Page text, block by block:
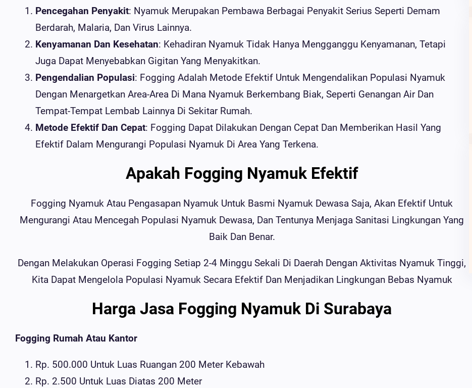
Pencegahan Penyakit: Nyamuk Merupakan Pembawa Berbagai Penyakit Serius Seperti Demam
Berdarah, Malaria, Dan Virus Lainnya.
Kenyamanan Dan Kesehatan: Kehadiran Nyamuk Tidak Hanya Mengganggu Kenyamanan, Tetapi
Juga Dapat Menyebabkan Gigitan Yang Menyakitkan.
Pengendalian Populasi: Fogging Adalah Metode Efektif Untuk Mengendalikan Populasi Nyamuk
Dengan Menargetkan Area-Area Di Mana Nyamuk Berkembang Biak, Seperti Genangan Air Dan
Tempat-Tempat Lembab Lainnya Di Sekitar Rumah.
Metode Efektif Dan Cepat: Fogging Dapat Dilakukan Dengan Cepat Dan Memberikan Hasil Yang
Efektif Dalam Mengurangi Populasi Nyamuk Di Area Yang Terkena.
Apakah Fogging Nyamuk Efektif
Fogging Nyamuk Atau Pengasapan Nyamuk Untuk Basmi Nyamuk Dewasa Saja, Akan Efektif Untuk
Mengurangi Atau Mencegah Populasi Nyamuk Dewasa, Dan Tentunya Menjaga Sanitasi Lingkungan Yang
Baik Dan Benar.
Dengan Melakukan Operasi Fogging Setiap 2-4 Minggu Sekali Di Daerah Dengan Aktivitas Nyamuk Tinggi,
Kita Dapat Mengelola Populasi Nyamuk Secara Efektif Dan Menjadikan Lingkungan Bebas Nyamuk
Harga Jasa Fogging Nyamuk Di Surabaya
Fogging Rumah Atau Kantor
Rp. 500.000 Untuk Luas Ruangan 200 Meter Kebawah
Rp. 2.500 Untuk Luas Diatas 200 Meter